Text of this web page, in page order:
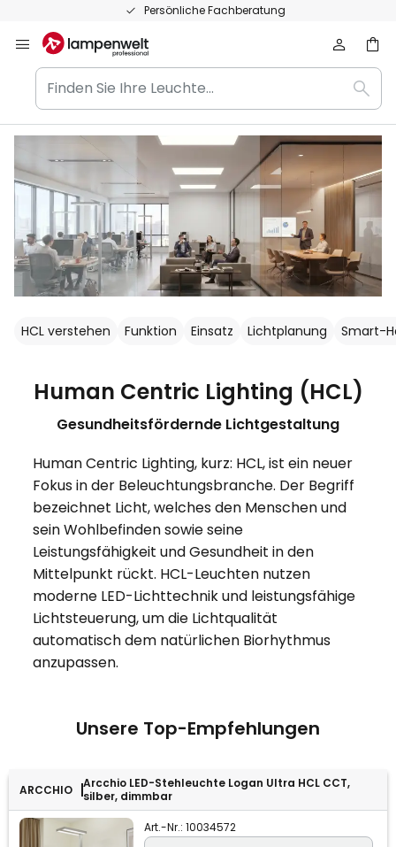
Persönliche Fachberatung
Inhalt
springen
Finden
Sie
Ihre
Leuchte...
HCL verstehen Funktion Einsatz Lichtplanung Smart-
Human Centric Lighting (HCL)
Gesundheitsfördernde Lichtgestaltung
Human Centric Lighting, kurz: HCL, ist ein neuer
Fokus in der Beleuchtungsbranche. Der Begriff
bezeichnet Licht, welches den Menschen und
sein Wohlbefinden sowie seine
Leistungsfähigkeit und Gesundheit in den
Mittelpunkt rückt. HCL-Leuchten nutzen
moderne LED-Lichttechnik und leistungsfähige
Lichtsteuerung, um die Lichtqualität
automatisch dem natürlichen Biorhythmus
anzupassen.
Unsere Top-Empfehlungen
ARCCHIO
Arcchio LED-Stehleuchte Logan Ultra HCL CCT,
silber, dimmbar
Art.-Nr.: 10034572